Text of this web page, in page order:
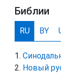
Библии
RU BY
Новый